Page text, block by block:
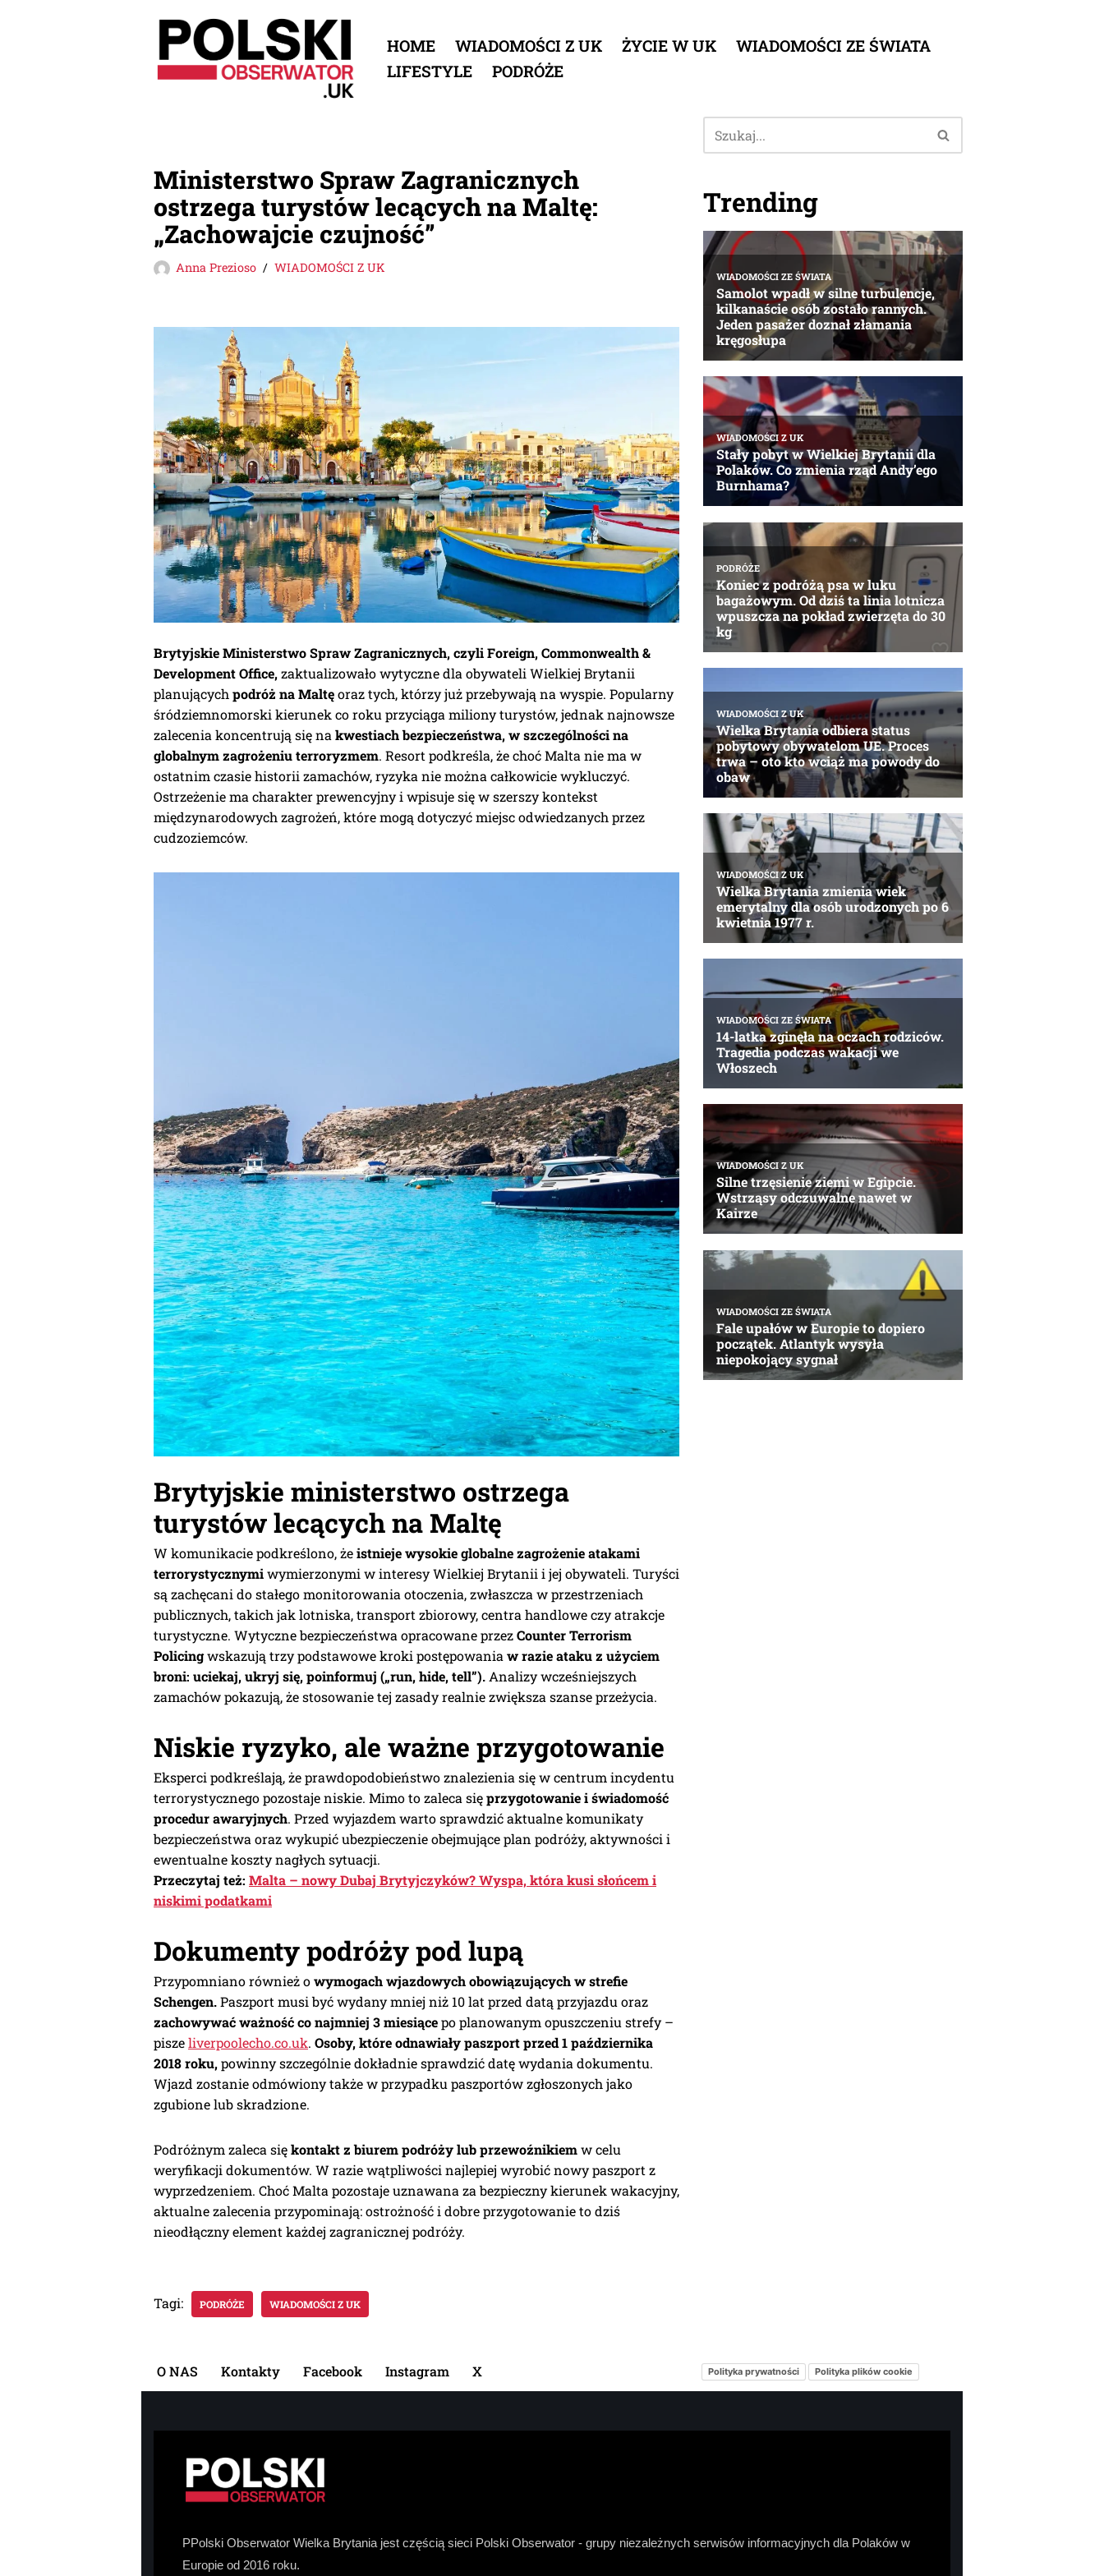
Przejdź
do
HOME WIADOMOŚCI Z UK ŻYCIE W UK
WIADOMOŚCI ZE ŚWIATA
LIFESTYLE
PODRÓŻE
Ministerstwo Spraw Zagranicznych
ostrzega turystów lecących na Maltę:
„Zachowajcie czujność”
Anna Prezioso WIADOMOŚCI Z UK
Brytyjskie Ministerstwo Spraw Zagranicznych, czyli Foreign, Commonwealth &
Development Office,zaktualizowało wytyczne dla obywateli Wielkiej Brytanii
planującychpodróż na Maltęoraz tych, którzy już przebywają na wyspie. Popularny
śródziemnomorski kierunek co roku przyciąga miliony turystów, jednak najnowsze
zalecenia koncentrują się nakwestiach bezpieczeństwa, w szczególności na
globalnym zagrożeniu terroryzmem. Resort podkreśla, że choć Malta nie ma w
ostatnim czasie historii zamachów, ryzyka nie można całkowicie wykluczyć.
Ostrzeżenie ma charakter prewencyjny i wpisuje się w szerszy kontekst
międzynarodowych zagrożeń, które mogą dotyczyć miejsc odwiedzanych przez
cudzoziemców.
Brytyjskie ministerstwo ostrzega
turystów lecących na Maltę
W komunikacie podkreślono, żeistnieje wysokie globalne zagrożenie atakami
terrorystycznymiwymierzonymi w interesy Wielkiej Brytanii i jej obywateli. Turyści
są zachęcani do stałego monitorowania otoczenia, zwłaszcza w przestrzeniach
publicznych, takich jak lotniska, transport zbiorowy, centra handlowe czy atrakcje
turystyczne. Wytyczne bezpieczeństwa opracowane przezCounter Terrorism
Policingwskazują trzy podstawowe kroki postępowaniaw razie ataku z użyciem
broni: uciekaj, ukryj się, poinformuj („run, hide, tell”).Analizy wcześniejszych
zamachów pokazują, że stosowanie tej zasady realnie zwiększa szanse przeżycia.
Niskie ryzyko, ale ważne przygotowanie
Eksperci podkreślają, że prawdopodobieństwo znalezienia się w centrum incydentu
terrorystycznego pozostaje niskie. Mimo to zaleca sięprzygotowanie i świadomość
procedur awaryjnych. Przed wyjazdem warto sprawdzić aktualne komunikaty
bezpieczeństwa oraz wykupić ubezpieczenie obejmujące plan podróży, aktywności i
ewentualne koszty nagłych sytuacji.
Przeczytaj też: Malta – nowy Dubaj Brytyjczyków? Wyspa, która kusi słońcem i
niskimi podatkami
Dokumenty podróży pod lupą
Przypomniano również owymogach wjazdowych obowiązujących w strefie
Schengen.Paszport musi być wydany mniej niż 10 lat przed datą przyjazdu oraz
zachowywać ważność co najmniej 3 miesiącepo planowanym opuszczeniu strefy –
piszeliverpoolecho.co.uk. Osoby, które odnawiały paszport przed 1 października
2018 roku,powinny szczególnie dokładnie sprawdzić datę wydania dokumentu.
Wjazd zostanie odmówiony także w przypadku paszportów zgłoszonych jako
zgubione lub skradzione.
Podróżnym zaleca siękontakt z biurem podróży lub przewoźnikiemw celu
weryfikacji dokumentów. W razie wątpliwości najlepiej wyrobić nowy paszport z
wyprzedzeniem. Choć Malta pozostaje uznawana za bezpieczny kierunek wakacyjny,
aktualne zalecenia przypominają: ostrożność i dobre przygotowanie to dziś
nieodłączny element każdej zagranicznej podróży.
Tagi: PODRÓŻE WIADOMOŚCI Z UK
Trending
O NAS Kontakty Facebook Instagram X Polityka prywatności Polityka plików cookie
PPolski Obserwator Wielka Brytania jest częścią sieci Polski Obserwator - grupy niezależnych serwisów informacyjnych dla Polaków w
Europie od 2016 roku.